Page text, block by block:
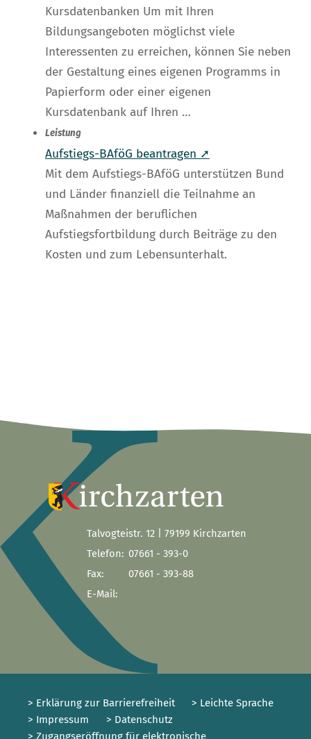
Kursdatenbanken Um mit Ihren
Bildungsangeboten möglichst viele
Interessenten zu erreichen, können Sie neben
der Gestaltung eines eigenen Programms in
Papierform oder einer eigenen
Kursdatenbank auf Ihren …
Leistung
Aufstiegs-BAföG beantragen ➚
Mit dem Aufstiegs-BAföG unterstützen Bund
und Länder finanziell die Teilnahme an
Maßnahmen der beruflichen
Aufstiegsfortbildung durch Beiträge zu den
Kosten und zum Lebensunterhalt.
Talvogteistr. 12 | 79199 Kirchzarten
Telefon: 07661 - 393-0
Fax:
07661 - 393-88
E-Mail:
> Erklärung zur Barrierefreiheit
> Leichte Sprache
> Impressum
> Datenschutz
> Zugangseröffnung für elektronische